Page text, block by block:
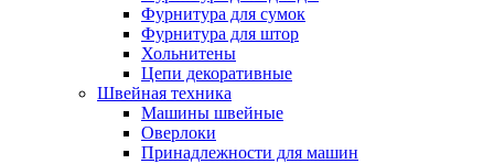
Фурнитура для сумок
Фурнитура для штор
Хольнитены
Цепи декоративные
Швейная техника
Машины швейные
Оверлоки
Принадлежности для машин